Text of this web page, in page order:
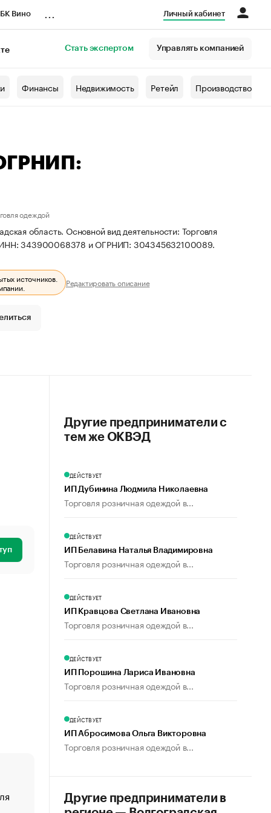
Вино Личный кабинет
Стать экспертом Управлять компанией
Финансы Недвижимость Ретейл Производство
одеждой
область. Основной вид деятельности: Торговля
ИНН: 343900068378 и ОГРНИП: 304345632100089.
источников.
Редактировать описание
«От спорта тело стареет иначе». Как живет глава
создавшей GTA
Другие предприниматели с
тем же ОКВЭД
ДЕЙСТВУЕТ
ИП Дубинина Людмила Николаевна
Торговля розничная одеждой в...
ДЕЙСТВУЕТ
ИП Белавина Наталья Владимировна
Торговля розничная одеждой в...
ДЕЙСТВУЕТ
ИП Кравцова Светлана Ивановна
Торговля розничная одеждой в...
ДЕЙСТВУЕТ
ИП Порошина Лариса Ивановна
Торговля розничная одеждой в...
ДЕЙСТВУЕТ
ИП Абросимова Ольга Викторовна
Торговля розничная одеждой в...
Другие предприниматели в